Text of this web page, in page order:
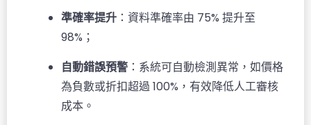
準確率提升 ：資料準確率由 75% 提升至
98%；
自動錯誤預警 ：系統可自動檢測異常，如價格
為負數或折扣超過 100%，有效降低人工審核
成本。